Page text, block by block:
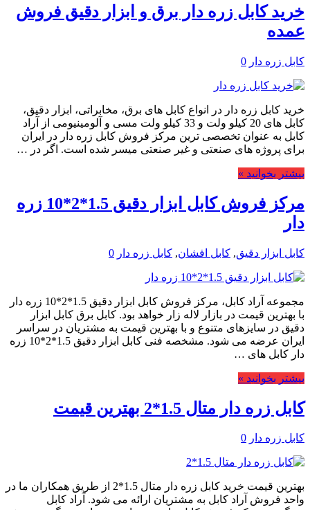
خرید کابل زره دار برق و ابزار دقیق فروش
عمده
کابل زره دار 0
خرید کابل زره دار در انواع کابل های برق، مخابراتی، ابزار دقیق،
کابل های 20 کیلو ولت و 33 کیلو ولت مسی و آلومینیومی از آراد
کابل به عنوان تخصصی ترین مرکز فروش کابل زره دار در ایران
برای پروژه های صنعتی و غیر صنعتی میسر شده است. اگر در …
بیشتر بخوانید »
مرکز فروش کابل ابزار دقیق 1.5*2*10 زره
دار
کابل ابزار دقیق, کابل افشان, کابل زره دار 0
مجموعه آراد کابل، مرکز فروش کابل ابزار دقیق 1.5*2*10 زره دار
با بهترین قیمت در بازار لاله زار خواهد بود. کابل برق کابل ابزار
دقیق در سایزهای متنوع و با بهترین قیمت به مشتریان در سراسر
ایران عرضه می شود. مشخصه فنی کابل ابزار دقیق 1.5*2*10 زره
دار کابل های …
بیشتر بخوانید »
کابل زره دار متال 1.5*2 بهترین قیمت
کابل زره دار 0
بهترین قیمت خرید کابل زره دار متال 1.5*2 از طریق همکاران ما در
واحد فروش آراد کابل به مشتریان ارائه می شود. آراد کابل